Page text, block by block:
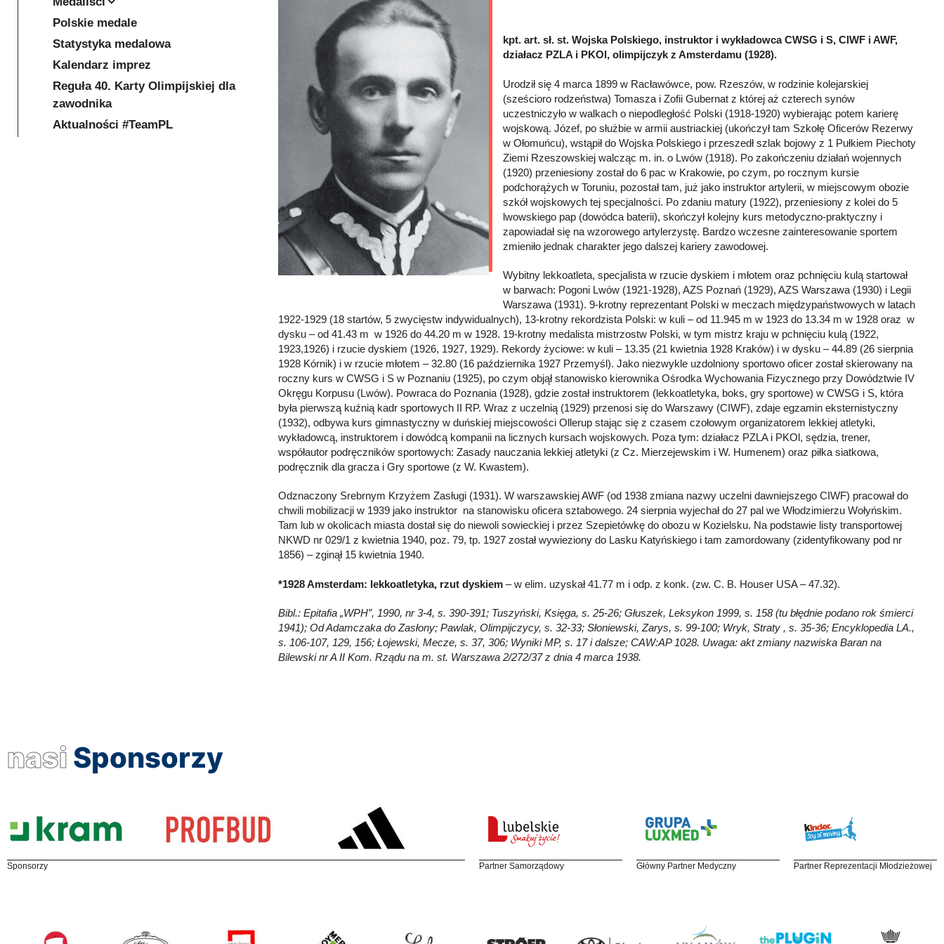
kpt. art. sł. st. Wojska Polskiego, instruktor i wykładowca CWSG i S, CIWF i AWF,
działacz PZLA i PKOl, olimpijczyk z Amsterdamu (1928).
Urodził się 4 marca 1899 w Racławówce, pow. Rzeszów, w rodzinie kolejarskiej
(sześcioro rodzeństwa) Tomasza i Zofii Gubernat z której aż czterech synów
uczestniczyło w walkach o niepodległość Polski (1918-1920) wybierając potem karierę
wojskową. Józef, po służbie w armii austriackiej (ukończył tam Szkołę Oficerów Rezerwy
w Ołomuńcu), wstąpił do Wojska Polskiego i przeszedł szlak bojowy z 1 Pułkiem Piechoty
Ziemi Rzeszowskiej walcząc m. in. o Lwów (1918). Po zakończeniu działań wojennych
(1920) przeniesiony został do 6 pac w Krakowie, po czym, po rocznym kursie
podchorążych w Toruniu, pozostał tam, już jako instruktor artylerii, w miejscowym obozie
szkół wojskowych tej specjalności. Po zdaniu matury (1922), przeniesiony z kolei do 5
lwowskiego pap (dowódca baterii), skończył kolejny kurs metodyczno-praktyczny i
zapowiadał się na wzorowego artylerzystę. Bardzo wczesne zainteresowanie sportem
zmieniło jednak charakter jego dalszej kariery zawodowej.
Wybitny lekkoatleta, specjalista w rzucie dyskiem i młotem oraz pchnięciu kulą startował
w barwach: Pogoni Lwów (1921-1928), AZS Poznań (1929), AZS Warszawa (1930) i Legii
Warszawa (1931). 9-krotny reprezentant Polski w meczach międzypaństwowych w latach
1922-1929 (18 startów, 5 zwycięstw indywidualnych), 13-krotny rekordzista Polski: w kuli – od 11.945 m w 1923 do 13.34 m w 1928 oraz w
dysku – od 41.43 m w 1926 do 44.20 m w 1928. 19-krotny medalista mistrzostw Polski, w tym mistrz kraju w pchnięciu kulą (1922,
1923,1926) i rzucie dyskiem (1926, 1927, 1929). Rekordy życiowe: w kuli – 13.35 (21 kwietnia 1928 Kraków) i w dysku – 44.89 (26 sierpnia
1928 Kórnik) i w rzucie młotem – 32.80 (16 października 1927 Przemyśl). Jako niezwykle uzdolniony sportowo oficer został skierowany na
roczny kurs w CWSG i S w Poznaniu (1925), po czym objął stanowisko kierownika Ośrodka Wychowania Fizycznego przy Dowództwie IV
Okręgu Korpusu (Lwów). Powraca do Poznania (1928), gdzie został instruktorem (lekkoatletyka, boks, gry sportowe) w CWSG i S, która
była pierwszą kuźnią kadr sportowych II RP. Wraz z uczelnią (1929) przenosi się do Warszawy (CIWF), zdaje egzamin eksternistyczny
(1932), odbywa kurs gimnastyczny w duńskiej miejscowości Ollerup stając się z czasem czołowym organizatorem lekkiej atletyki,
wykładowcą, instruktorem i dowódcą kompanii na licznych kursach wojskowych. Poza tym: działacz PZLA i PKOl, sędzia, trener,
współautor podręczników sportowych: Zasady nauczania lekkiej atletyki (z Cz. Mierzejewskim i W. Humenem) oraz piłka siatkowa,
podręcznik dla gracza i Gry sportowe (z W. Kwastem).
Odznaczony Srebrnym Krzyżem Zasługi (1931). W warszawskiej AWF (od 1938 zmiana nazwy uczelni dawniejszego CIWF) pracował do
chwili mobilizacji w 1939 jako instruktor na stanowisku oficera sztabowego. 24 sierpnia wyjechał do 27 pal we Włodzimierzu Wołyńskim.
Tam lub w okolicach miasta dostał się do niewoli sowieckiej i przez Szepietówkę do obozu w Kozielsku. Na podstawie listy transportowej
NKWD nr 029/1 z kwietnia 1940, poz. 79, tp. 1927 został wywieziony do Lasku Katyńskiego i tam zamordowany (zidentyfikowany pod nr
1856) – zginął 15 kwietnia 1940.
*1928 Amsterdam: lekkoatletyka, rzut dyskiem – w elim. uzyskał 41.77 m i odp. z konk. (zw. C. B. Houser USA – 47.32).
Bibl.: Epitafia „WPH”, 1990, nr 3-4, s. 390-391; Tuszyński, Księga, s. 25-26; Głuszek, Leksykon 1999, s. 158 (tu błędnie podano rok śmierci
1941); Od Adamczaka do Zasłony; Pawlak, Olimpijczycy, s. 32-33; Słoniewski, Zarys, s. 99-100; Wryk, Straty , s. 35-36; Encyklopedia LA.,
s. 106-107, 129, 156; Łojewski, Mecze, s. 37, 306; Wyniki MP, s. 17 i dalsze; CAW:AP 1028. Uwaga: akt zmiany nazwiska Baran na
Bilewski nr A II Kom. Rządu na m. st. Warszawa 2/272/37 z dnia 4 marca 1938.
Polskie medale
Statystyka medalowa
Kalendarz imprez
Reguła 40. Karty Olimpijskiej dla
zawodnika
Aktualności #TeamPL
nasi Sponsorzy
Sponsorzy Partner Samorządowy Główny Partner Medyczny Partner Reprezentacji Młodzieżowej